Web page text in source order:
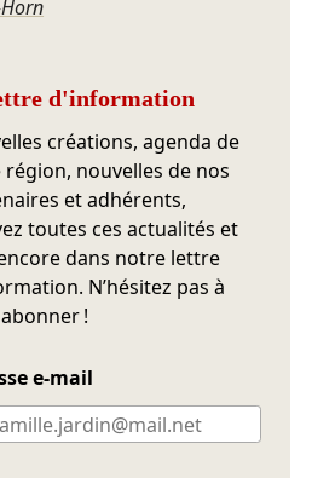
d'information
créations, agenda de
nouvelles de nos
et adhérents,
toutes ces actualités et
dans notre lettre
N’hésitez pas à
!
e-mail